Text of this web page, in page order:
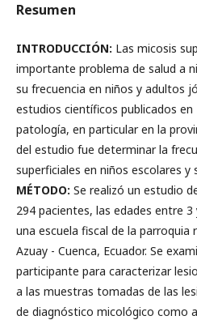
Resumen
INTRODUCCIÓN: Las micosis
importante problema de salud a
su frecuencia en niños y adultos
estudios científicos publicados en
patología, en particular en la
del estudio fue determinar la
superficiales en niños escolares
MÉTODO: Se realizó un estudio
294 pacientes, las edades entre
una escuela fiscal de la parroquia
Azuay - Cuenca, Ecuador. Se
participante para caracterizar
a las muestras tomadas de las
de diagnóstico micológico como